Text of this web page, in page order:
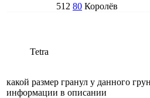
512 80 Королёв
Tetra
какой размер гранул у данного
информации в описании